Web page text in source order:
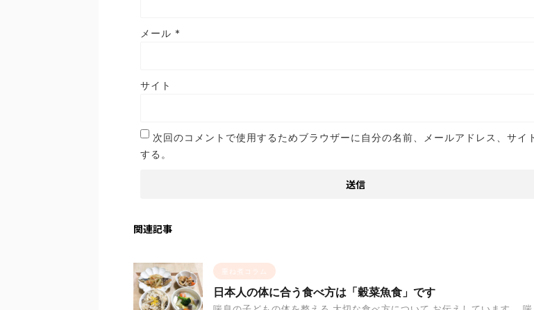
メール *
サイト
次回のコメントで使用するためブラウザーに自分の名前、メールアドレス、サイ
する。
関連記事
重ね煮コラム
日本人の体に合う食べ方は「穀菜魚食」です